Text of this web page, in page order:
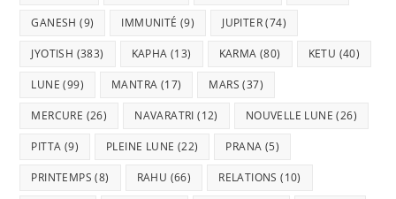
GANESH (9) IMMUNITÉ (9) JUPITER(74)
JYOTISH (383) KAPHA (13) KARMA (80) KETU (40)
LUNE (99) MANTRA (17) MARS (37)
MERCURE (26) NAVARATRI (12) NOUVELLE LUNE (26)
PITTA (9) PLEINE LUNE (22) PRANA (5)
PRINTEMPS (8) RAHU (66) RELATIONS (10)